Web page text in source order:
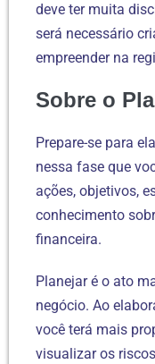
deve ter muita
será necessário
empreender na
Sobre o
Prepare-se para
nessa fase que
ações, objetivos,
conhecimento
financeira.
Planejar é o ato
negócio. Ao
você terá mais
visualizar os